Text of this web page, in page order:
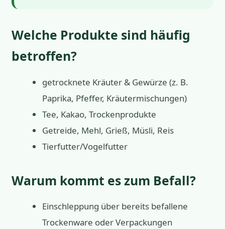
Welche Produkte sind häufig
betroffen?
getrocknete Kräuter & Gewürze (z. B.
Paprika, Pfeffer, Kräutermischungen)
Tee, Kakao, Trockenprodukte
Getreide, Mehl, Grieß, Müsli, Reis
Tierfutter/Vogelfutter
Warum kommt es zum Befall?
Einschleppung über bereits befallene
Trockenware oder Verpackungen